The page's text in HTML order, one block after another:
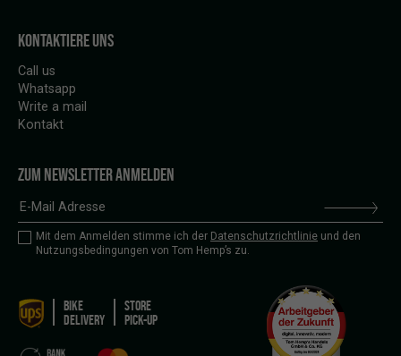
KONTAKTIERE UNS
Call us
Whatsapp
Write a mail
Kontakt
ZUM NEWSLETTER ANMELDEN
Mit dem Anmelden stimme ich der Datenschutzrichtlinie und den
Nutzungsbedingungen von Tom Hemp’s zu.
BIKE
DELIVERY
STORE
PICK-UP